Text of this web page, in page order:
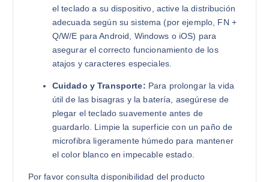
el teclado a su dispositivo, active la distribución
adecuada según su sistema (por ejemplo, FN +
Q/W/E para Android, Windows o iOS) para
asegurar el correcto funcionamiento de los
atajos y caracteres especiales.
Cuidado y Transporte: Para prolongar la vida
útil de las bisagras y la batería, asegúrese de
plegar el teclado suavemente antes de
guardarlo. Limpie la superficie con un paño de
microfibra ligeramente húmedo para mantener
el color blanco en impecable estado.
Por favor consulta disponibilidad del producto